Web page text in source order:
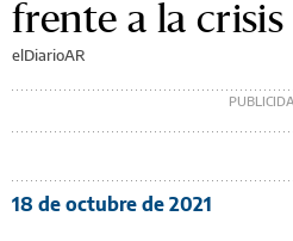
frente a la
elDiarioAR
18 de octubre de 2021